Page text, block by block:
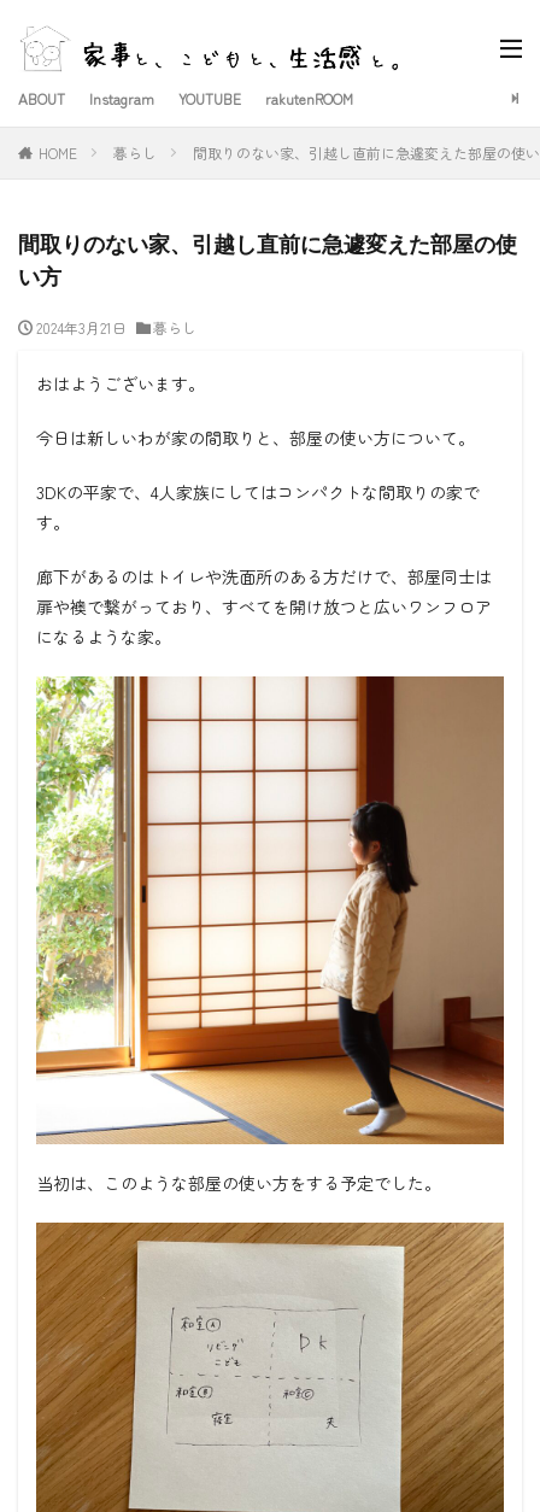
ABOUT Instagram YOUTUBE rakutenROOM
HOME 暮らし 間取りのない家、引越し直前に急遽変えた部屋の使
間取りのない家、引越し直前に急遽変えた部屋の使
い方
2024年3月21日 暮らし
おはようございます。
今日は新しいわが家の間取りと、部屋の使い方について。
3DKの平家で、4人家族にしてはコンパクトな間取りの家で
す。
廊下があるのはトイレや洗面所のある方だけで、部屋同士は
扉や襖で繋がっており、すべてを開け放つと広いワンフロア
になるような家。
当初は、このような部屋の使い方をする予定でした。